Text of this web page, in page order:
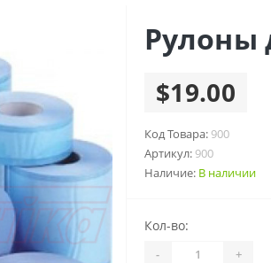
Рулоны
$19.00
Код Товара: 900
Артикул: 900
Наличие: В наличии
Кол-во:
- +